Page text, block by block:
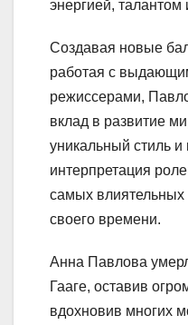
энергией, талантом
Создавая новые
работая с
режиссерами,
вклад в развитие
уникальный стиль
интерпретация
самых
своего времени.
Анна Павлова
Гааге, оставив
вдохновив многих